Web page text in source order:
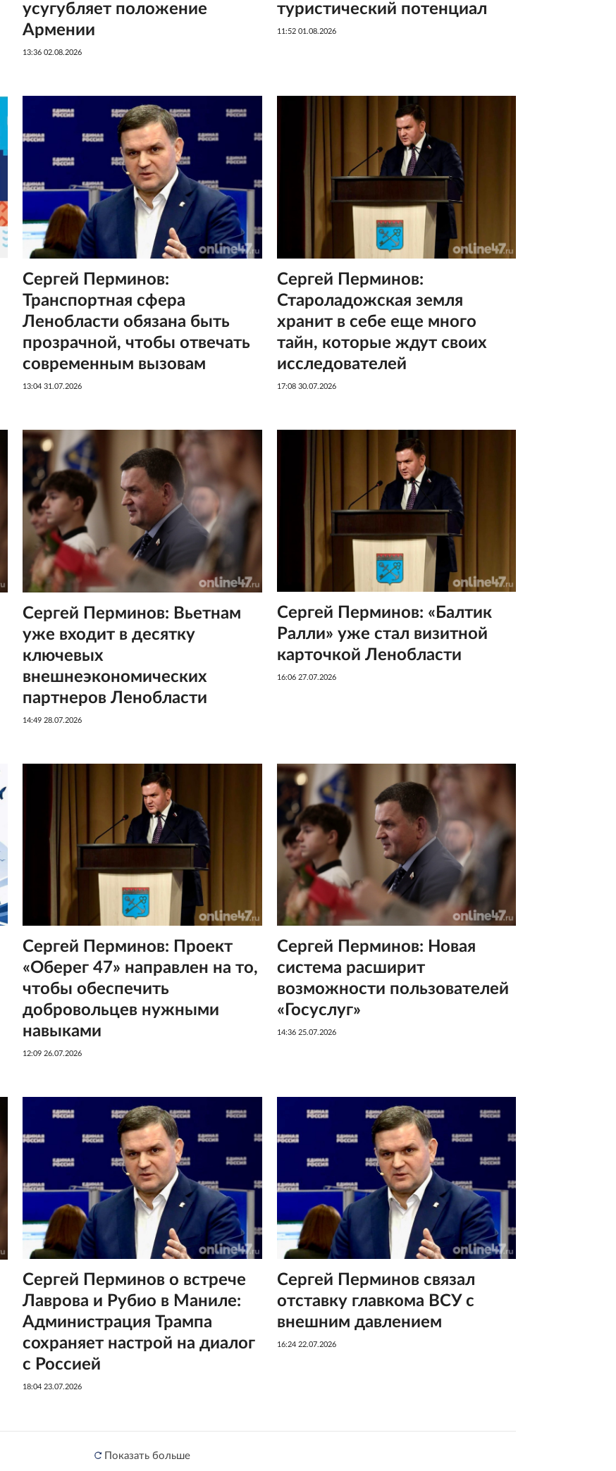
усугубляет положение
Армении
13:36 02.08.2026
туристический потенциал
11:52 01.08.2026
Сергей Перминов:
Транспортная сфера
Ленобласти обязана быть
прозрачной, чтобы отвечать
современным вызовам
13:04 31.07.2026
Сергей Перминов:
Староладожская земля
хранит в себе еще много
тайн, которые ждут своих
исследователей
17:08 30.07.2026
Сергей Перминов: Вьетнам
уже входит в десятку
ключевых
внешнеэкономических
партнеров Ленобласти
14:49 28.07.2026
Сергей Перминов: «Балтик
Ралли» уже стал визитной
карточкой Ленобласти
16:06 27.07.2026
Сергей Перминов: Проект
«Оберег 47» направлен на то,
чтобы обеспечить
добровольцев нужными
навыками
12:09 26.07.2026
Сергей Перминов: Новая
система расширит
возможности пользователей
«Госуслуг»
14:36 25.07.2026
Сергей Перминов о встрече
Лаврова и Рубио в Маниле:
Администрация Трампа
сохраняет настрой на диалог
с Россией
18:04 23.07.2026
Сергей Перминов связал
отставку главкома ВСУ с
внешним давлением
16:24 22.07.2026
Показать больше